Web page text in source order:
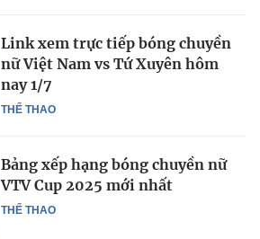
THỂ THAO
Link xem trực tiếp bóng chuyền
nữ Việt Nam vs Tứ Xuyên hôm
nay 1/7
THỂ THAO
Bảng xếp hạng bóng chuyền nữ
VTV Cup 2025 mới nhất